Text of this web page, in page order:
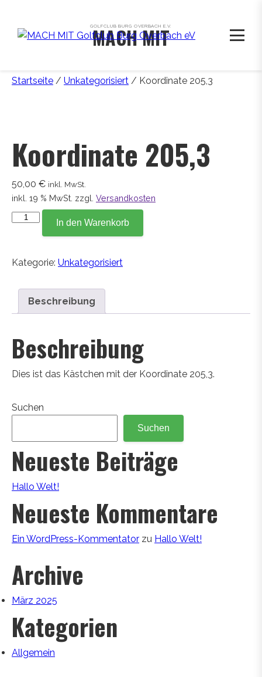
GOLFCLUB BURG OVERBACH E.V.
MACH MIT
Startseite / Unkategorisiert / Koordinate 205,3
Koordinate 205,3
50,00 € inkl. MwSt.
inkl. 19 % MwSt. zzgl. Versandkosten
Koordinate
In den Warenkorb
Kategorie: Unkategorisiert
Beschreibung
Beschreibung
Dies ist das Kästchen mit der Koordinate 205,3.
Suchen
Suchen
Neueste Beiträge
Hallo Welt!
Neueste Kommentare
Ein WordPress-Kommentator zu Hallo Welt!
Archive
März 2025
Kategorien
Allgemein